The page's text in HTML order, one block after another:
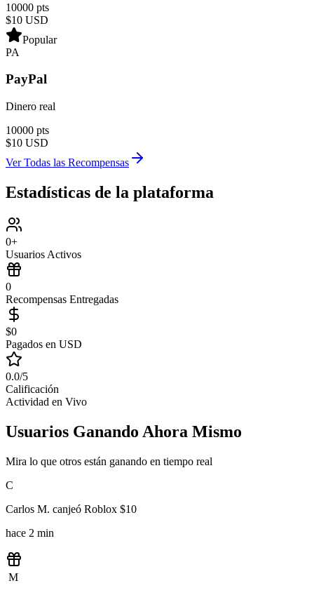
10000 pts
$10 USD
Popular
PA
PayPal
Dinero real
10000 pts
$10 USD
Ver Todas las Recompensas
Estadísticas de la plataforma
0+
Usuarios Activos
0
Recompensas Entregadas
$0
Pagados en USD
0.0/5
Calificación
Actividad en Vivo
Usuarios Ganando Ahora Mismo
Mira lo que otros están ganando en tiempo real
C
Carlos M. canjeó Roblox $10
hace 2 min
M